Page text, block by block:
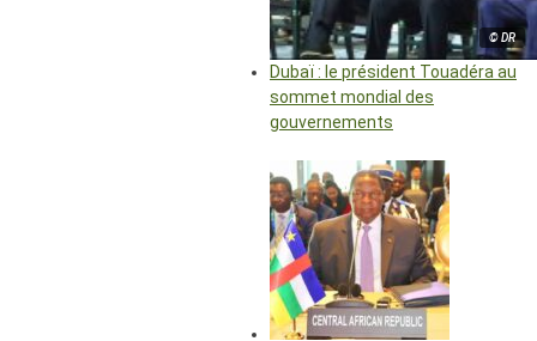
© DR
Dubaï : le président Touadéra au
sommet mondial des
gouvernements